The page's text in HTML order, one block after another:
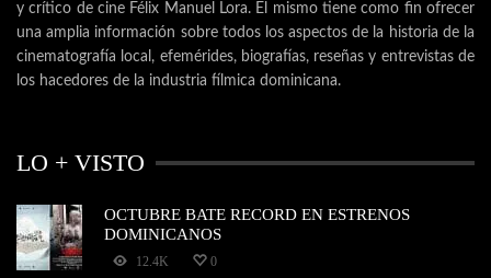
y crítico de cine Félix Manuel Lora. El mismo tiene como fin ofrecer
una amplia información sobre todos los aspectos de la historia de la
cinematografía local, efemérides, biografías, reseñas y entrevistas de
los hacedores de la industria fílmica dominicana.
LO + VISTO
OCTUBRE BATE RECORD EN ESTRENOS
DOMINICANOS
12.4K 0